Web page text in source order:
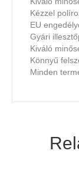
Kézzel
EU
Gyári
Kiváló
Könnyű
Minden